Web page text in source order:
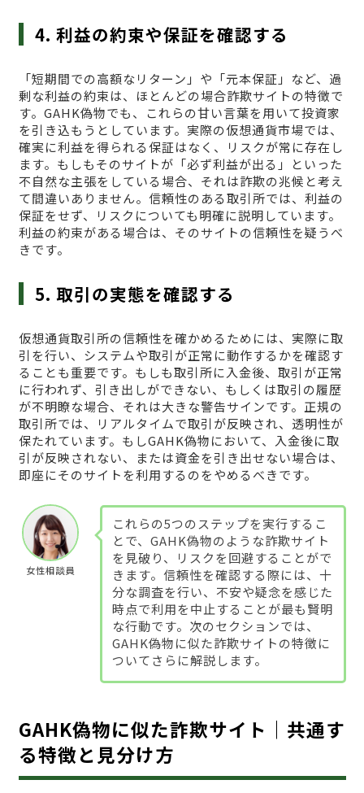
4. 利益の約束や保証を確認する
「短期間での高額なリターン」や「元本保証」など、過
剰な利益の約束は、ほとんどの場合詐欺サイトの特徴で
す。GAHK偽物でも、これらの甘い言葉を用いて投資家
を引き込もうとしています。実際の仮想通貨市場では、
確実に利益を得られる保証はなく、リスクが常に存在し
ます。もしもそのサイトが「必ず利益が出る」といった
不自然な主張をしている場合、それは詐欺の兆候と考え
て間違いありません。信頼性のある取引所では、利益の
保証をせず、リスクについても明確に説明しています。
利益の約束がある場合は、そのサイトの信頼性を疑うべ
きです。
5. 取引の実態を確認する
仮想通貨取引所の信頼性を確かめるためには、実際に取
引を行い、システムや取引が正常に動作するかを確認す
ることも重要です。もしも取引所に入金後、取引が正常
に行われず、引き出しができない、もしくは取引の履歴
が不明瞭な場合、それは大きな警告サインです。正規の
取引所では、リアルタイムで取引が反映され、透明性が
保たれています。もしGAHK偽物において、入金後に取
引が反映されない、または資金を引き出せない場合は、
即座にそのサイトを利用するのをやめるべきです。
女性相談員
これらの5つのステップを実行するこ
とで、GAHK偽物のような詐欺サイト
を見破り、リスクを回避することがで
きます。信頼性を確認する際には、十
分な調査を行い、不安や疑念を感じた
時点で利用を中止することが最も賢明
な行動です。次のセクションでは、
GAHK偽物に似た詐欺サイトの特徴に
ついてさらに解説します。
GAHK偽物に似た詐欺サイト｜共通す
る特徴と見分け方